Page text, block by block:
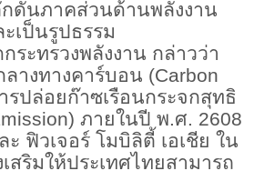
ดันภาคส่วนด้านพลังงาน
เป็นรูปธรรม
ทรวงพลังงาน กล่าวว่า
ลางทางคาร์บอน (Carbon
รปล่อยก๊าซเรือนกระจกสุทธิ
ภายในปี พ.ศ. 2608
ะ ฟิวเจอร์ โมบิลิตี้ เอเชีย ใน
ริมให้ประเทศไทยสามารถ